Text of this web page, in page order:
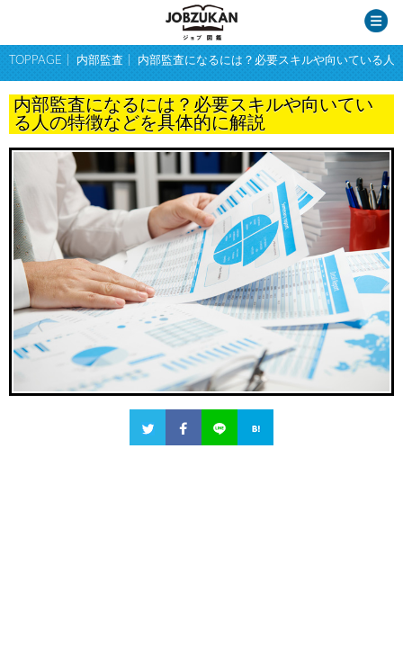
TOPPAGE 内部監査 内部監査になるには？必要スキルや向いている人
内部監査になるには？必要スキルや向いてい
る人の特徴などを具体的に解説